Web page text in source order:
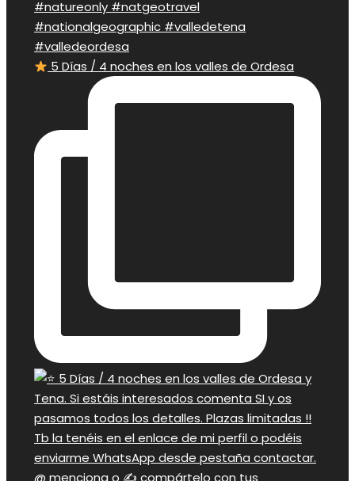
5 Días / 4 noches en los valles de Ordesa